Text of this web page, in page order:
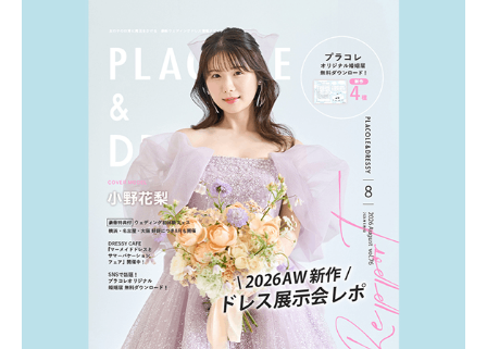
一番お得？」「プラコレの特典は？」といった疑問も
解決します。 まずは診断で候補を絞れる「ウェディ
ング診断」か、体験型 […]続きを読む